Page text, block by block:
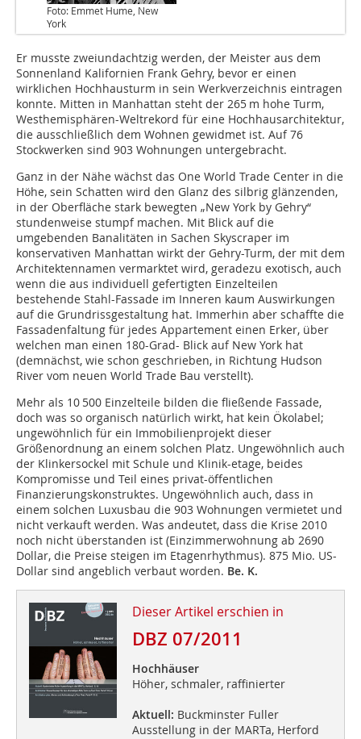
Foto: Emmet Hume, New
York
Er musste zweiundachtzig werden, der Meister aus dem
Sonnenland Kalifornien Frank Gehry, bevor er einen
wirklichen Hochhaus­turm in sein Werkverzeichnis eintragen
konnte. Mitten in Manhattan steht der 265 m hohe Turm,
Westhemisphären-Weltrekord für eine Hochhaus­architektur,
die ausschließlich dem Wohnen gewidmet ist. Auf 76
Stockwerken sind 903 Wohnungen untergebracht.
Ganz in der Nähe wächst das One World Trade Center in die
Höhe, sein Schatten wird den Glanz des silbrig glänzenden,
in der Ober­fläche stark bewegten „New York by Gehry“
stundenweise stumpf machen. Mit Blick auf die
umgebenden Banalitäten in Sachen Skyscraper im
konservativen Manhattan wirkt der Gehry-Turm, der mit dem
Architektennamen vermarktet wird, geradezu exotisch, auch
wenn die aus individuell gefertigten Einzelteilen
bestehende Stahl-Fassade im Inneren kaum Auswirkungen
auf die Grundriss­gestaltung hat. Immerhin aber schaffte die
Fassaden­faltung für jedes Appartement einen Erker, über
welchen man einen 180-Grad- Blick auf New York hat
(demnächst, wie schon geschrieben, in Richtung Hudson
River vom neuen World Trade Bau verstellt).
Mehr als 10 500 Einzelteile bilden die fließende Fassade,
doch was so organisch natür­lich wirkt, hat kein Ökolabel;
ungewöhnlich für ein Immobilienprojekt dieser
Größenordnung an einem solchen Platz. Ungewöhnlich auch
der Klinkersockel mit Schule und Klinik-etage, beides
Kompromisse und Teil eines privat-öffentlichen
Finanzierungskonstruktes. Ungewöhnlich auch, dass in
einem solchen Luxusbau die 903 Wohnungen vermietet und
nicht verkauft werden. Was andeutet, dass die Krise 2010
noch nicht überstanden ist (Einzimmerwohnung ab 2690
Dollar, die Preise steigen im Etagenrhythmus). 875 Mio. US-
Dollar sind angeblich verbaut worden. Be. K.
Dieser Artikel erschien in
DBZ 07/2011
Hochhäuser
Höher, schmaler, raffinierter
Aktuell: Buckminster Fuller
Ausstellung in der MARTa, Herford